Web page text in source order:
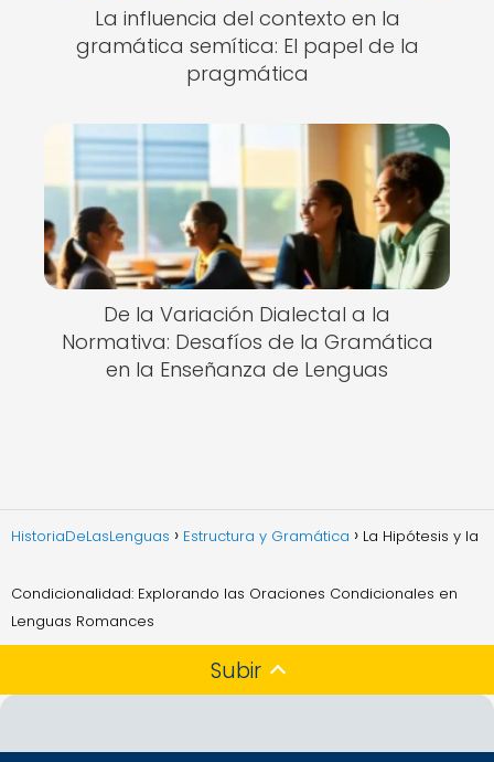
La influencia del contexto en la
gramática semítica: El papel de la
pragmática
De la Variación Dialectal a la
Normativa: Desafíos de la Gramática
en la Enseñanza de Lenguas
HistoriaDeLasLenguas Estructura y Gramática La Hipótesis y la
Condicionalidad: Explorando las Oraciones Condicionales en
Lenguas Romances
Subir